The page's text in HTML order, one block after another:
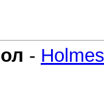
- Holmes